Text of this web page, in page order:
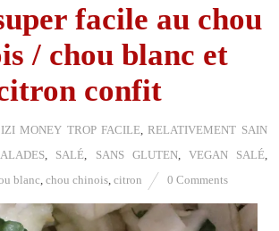
facile au chou
/ chou blanc et
confit
IZI MONEY TROP FACILE,RELATIVEMENT SAIN
SALÉ SANS GLUTEN, VEGAN SALÉ,
blanc ,chou chinois ,citron 0 Comments